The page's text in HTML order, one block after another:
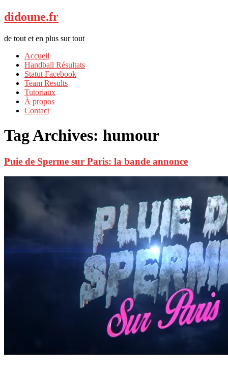
didoune.fr
de tout et en plus sur tout
Accueil
Handball Résultats
Statut Facebook
Team Results
Tutoriaux
À propos
Contact
Tag Archives: humour
Puie de Sperme sur Paris: la bande annonce